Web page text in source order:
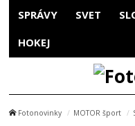
SPRÁVY SVET
HOKEJ
Fotonovinky MOTOR šport